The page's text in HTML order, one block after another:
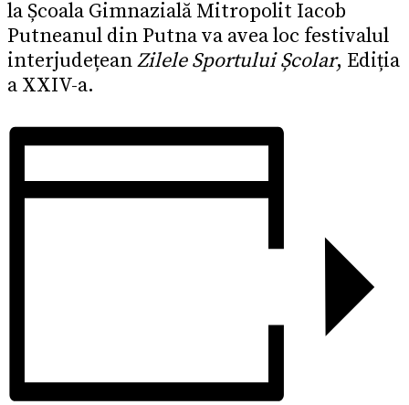
la Școala Gimnazială Mitropolit Iacob
Putneanul din Putna va avea loc festivalul
interjudețeanZilele Sportului Școlar, Ediția
a XXIV-a.